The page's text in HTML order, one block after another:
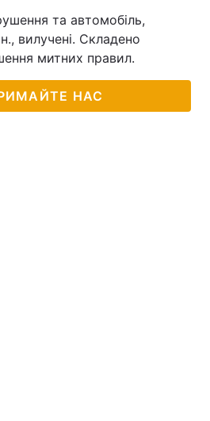
та автомобіль,
вилучені. Складено
митних правил.
НАС